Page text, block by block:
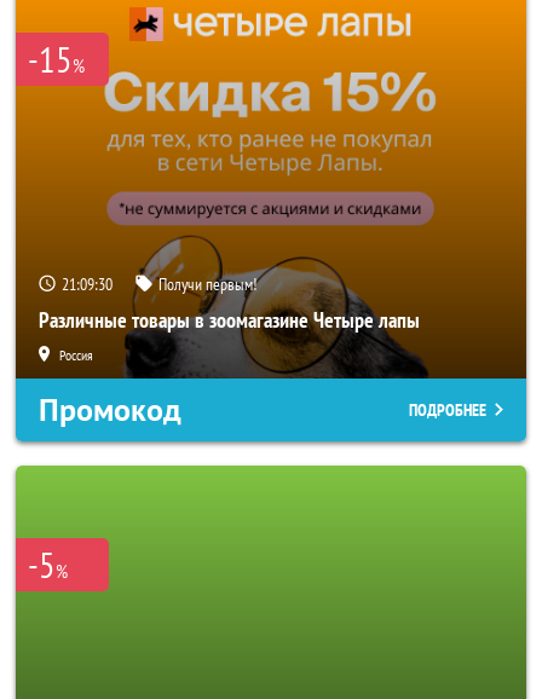
-15%
21:09:28 Получи первым!
Различные товары в зоомагазине Четыре лапы
Россия
Промокод ПОДРОБНЕЕ
-5%